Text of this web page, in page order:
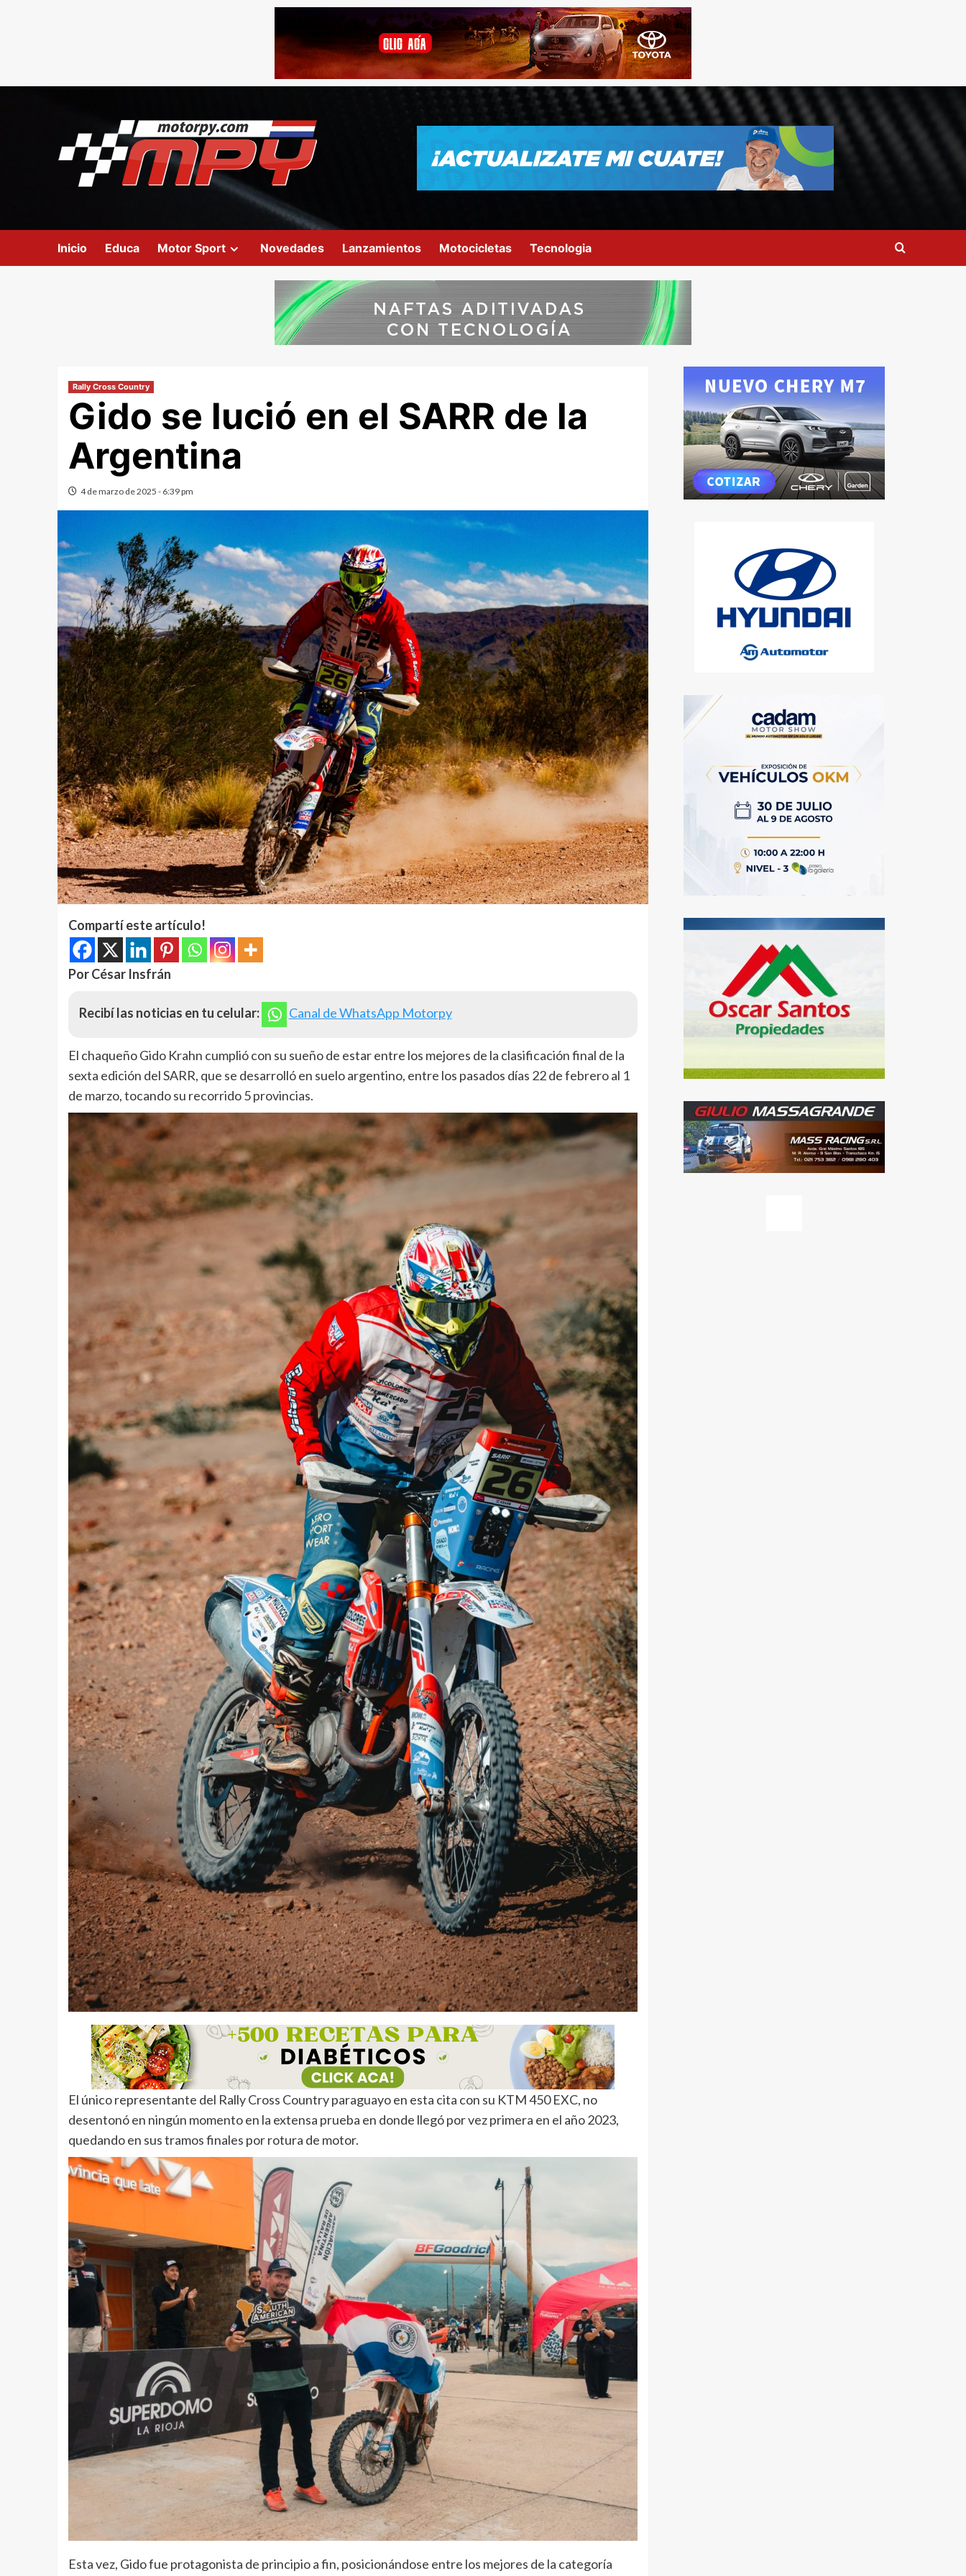
Inicio Educa Motor Sport Novedades Lanzamientos Motocicletas Tecnologia
Rally Cross Country
Gido se lució en el SARR de la
Argentina
4 de marzo de 2025 - 6:39 pm
Compartí este artículo!
Por César Insfrán
Recibí las noticias en tu celular: Canal de WhatsApp Motorpy
El chaqueño Gido Krahn cumplió con su sueño de estar entre los mejores de la clasificación final de la
sexta edición del SARR, que se desarrolló en suelo argentino, entre los pasados días 22 de febrero al 1
de marzo, tocando su recorrido 5 provincias.
El único representante del Rally Cross Country paraguayo en esta cita con su KTM 450 EXC, no
desentonó en ningún momento en la extensa prueba en donde llegó por vez primera en el año 2023,
quedando en sus tramos finales por rotura de motor.
Esta vez, Gido fue protagonista de principio a fin, posicionándose entre los mejores de la categoría